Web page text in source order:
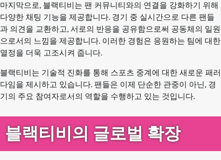
마지막으로, 블랙티비는 팬 커뮤니티와의 연결을 강화하기 위해
다양한 채팅 기능을 제공합니다. 경기 중 실시간으로 다른 팬들
과 의견을 교환하고, 서로의 반응을 공유함으로써 공동체의 일원
으로서의 느낌을 제공합니다. 이러한 경험은 응원하는 팀에 대한
열정을 더욱 고조시켜 줍니다.
블랙티비는 기술적 진화를 통해 스포츠 중계에 대한 새로운 패러
다임을 제시하고 있습니다. 팬들은 이제 단순한 관중이 아닌, 경
기의 주요 참여자로서의 역할을 수행하고 있는 것입니다.
블랙티비의 글로벌 확장